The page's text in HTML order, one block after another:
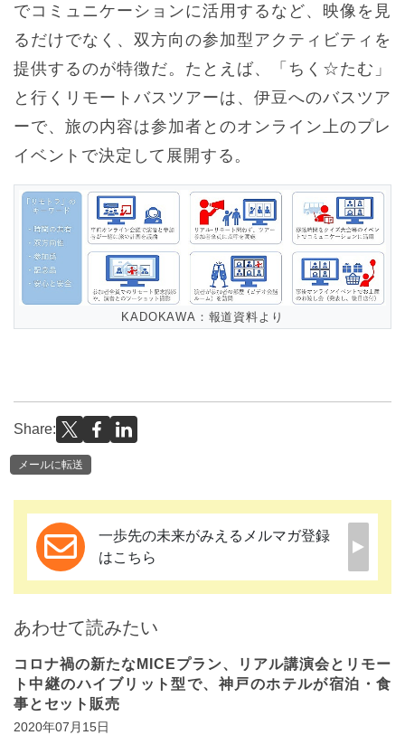
でコミュニケーションに活用するなど、映像を見
るだけでなく、双方向の参加型アクティビティを
提供するのが特徴だ。たとえば、「ちく☆たむ」
と行くリモートバスツアーは、伊豆へのバスツア
ーで、旅の内容は参加者とのオンライン上のプレ
イベントで決定して展開する。
KADOKAWA：報道資料より
Share:
メールに転送
一歩先の未来がみえるメルマガ登録
はこちら
あわせて読みたい
コロナ禍の新たなMICEプラン、リアル講演会とリモー
ト中継のハイブリット型で、神戸のホテルが宿泊・食
事とセット販売
2020年07月15日